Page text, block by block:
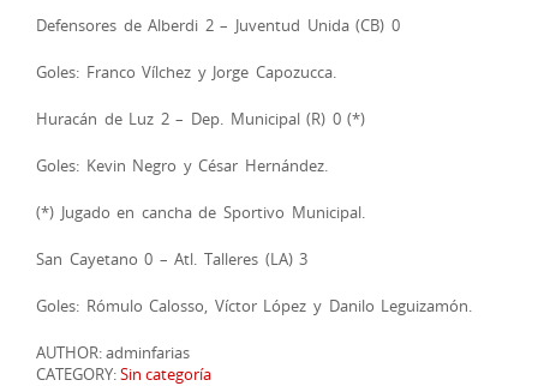
Defensores de Alberdi 2 – Juventud Unida (CB) 0
Goles: Franco Vílchez y Jorge Capozucca.
Huracán de Luz 2 – Dep. Municipal (R) 0 (*)
Goles: Kevin Negro y César Hernández.
(*) Jugado en cancha de Sportivo Municipal.
San Cayetano 0 – Atl. Talleres (LA) 3
Goles: Rómulo Calosso, Víctor López y Danilo Leguizamón.
AUTHOR: adminfarias
CATEGORY:Sin categoría